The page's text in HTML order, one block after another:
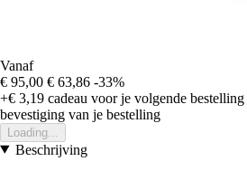
Vanaf
€ 95,00 € 63,86 -33%
+€ 3,19 cadeau voor je volgende bestelling
bevestiging van je bestelling
Loading...
Beschrijving